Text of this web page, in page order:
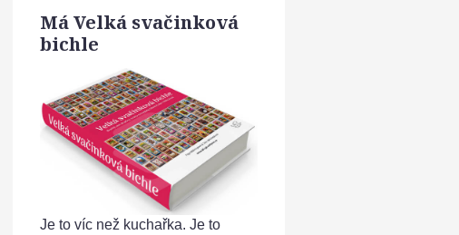
Má Velká svačinková
bichle
Je to víc než kuchařka. Je to